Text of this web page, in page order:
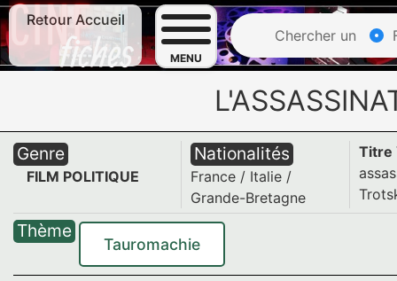
Retour Accueil
MENU
Chercher un
Genre
FILM POLITIQUE
Nationalités
France / Italie /
Grande-Bretagne
Titre
Thème
Tauromachie